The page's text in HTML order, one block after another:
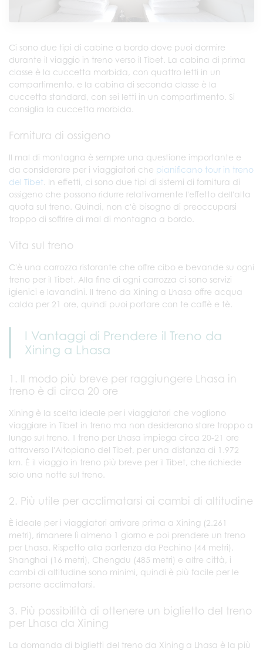
Ci sono due tipi di cabine a bordo dove puoi dormire
durante il viaggio in treno verso il Tibet. La cabina di prima
classe è la cuccetta morbida, con quattro letti in un
compartimento, e la cabina di seconda classe è la
cuccetta standard, con sei letti in un compartimento. Si
consiglia la cuccetta morbida.
Fornitura di ossigeno
Il mal di montagna è sempre una questione importante e
da considerare per i viaggiatori che pianificano tour in treno
del Tibet . In effetti, ci sono due tipi di sistemi di fornitura di
ossigeno che possono ridurre relativamente l'effetto dell'alta
quota sul treno. Quindi, non c'è bisogno di preoccuparsi
troppo di soffrire di mal di montagna a bordo.
Vita sul treno
C'è una carrozza ristorante che offre cibo e bevande su ogni
treno per il Tibet. Alla fine di ogni carrozza ci sono servizi
igienici e lavandini. Il treno da Xining a Lhasa offre acqua
calda per 21 ore, quindi puoi portare con te caffè e tè.
I Vantaggi di Prendere il Treno da
Xining a Lhasa
1. Il modo più breve per raggiungere Lhasa in
treno è di circa 20 ore
Xining è la scelta ideale per i viaggiatori che vogliono
viaggiare in Tibet in treno ma non desiderano stare troppo a
lungo sul treno. Il treno per Lhasa impiega circa 20-21 ore
attraverso l'Altopiano del Tibet, per una distanza di 1.972
km. È il viaggio in treno più breve per il Tibet, che richiede
solo una notte sul treno.
2. Più utile per acclimatarsi ai cambi di altitudine
È ideale per i viaggiatori arrivare prima a Xining (2.261
metri), rimanere lì almeno 1 giorno e poi prendere un treno
per Lhasa. Rispetto alla partenza da Pechino (44 metri),
Shanghai (16 metri), Chengdu (485 metri) e altre città, i
cambi di altitudine sono minimi, quindi è più facile per le
persone acclimatarsi.
3. Più possibilità di ottenere un biglietto del treno
per Lhasa da Xining
La domanda di biglietti del treno da Xining a Lhasa è la più